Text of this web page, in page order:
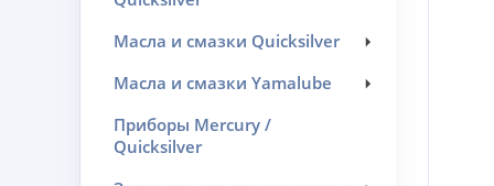
Масла и смазки Quicksilver
Масла и смазки Yamalube
Приборы Mercury /
Quicksilver